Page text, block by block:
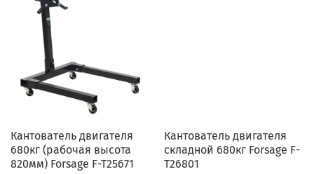
Кантователь двигателя
680кг (рабочая высота
820мм) Forsage F-T25671
Кантователь двигателя
складной 680кг Forsage F-
T26801